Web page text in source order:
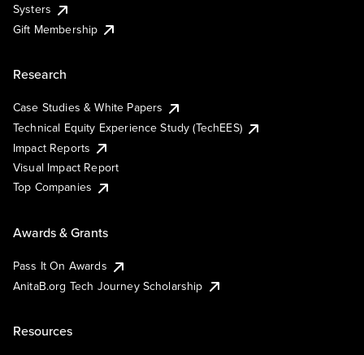
Systers
Gift Membership
Research
Case Studies & White Papers
Technical Equity Experience Study (TechEES)
Impact Reports
Visual Impact Report
Top Companies
Awards & Grants
Pass It On Awards
AnitaB.org Tech Journey Scholarship
Resources